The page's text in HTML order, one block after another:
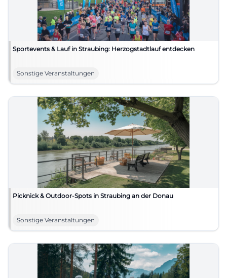
Sportevents & Lauf in Straubing: Herzogstadtlauf entdecken
Sonstige Veranstaltungen
Picknick & Outdoor-Spots in Straubing an der Donau
Sonstige Veranstaltungen